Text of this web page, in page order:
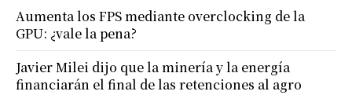
Aumenta los FPS mediante overclocking de la
GPU: ¿vale la pena?
Javier Milei dijo que la minería y la energía
financiarán el final de las retenciones al agro